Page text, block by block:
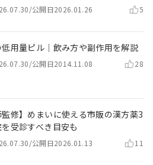
/公開日2026.01.26 5
用量ピル｜飲み方や副作用を解説
/公開日2014.11.08 28
監修】めまいに使える市販の漢方薬3
受診すべき目安も
/公開日2026.01.13 11